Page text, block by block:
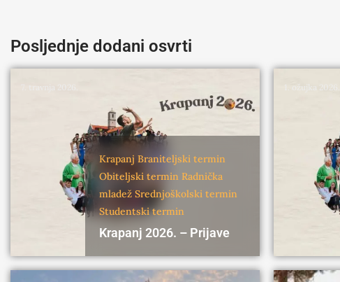
Posljednje dodani osvrti
7. travnja 2026.
Krapanj Braniteljski termin
Obiteljski termin Radnička
mladež Srednjoškolski termin
Studentski termin
Krapanj 2026. – Prijave
1. ožujka 2026.